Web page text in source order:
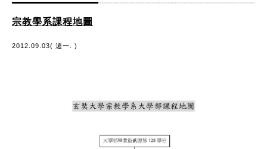
宗教學系課程地圖
2012.09.03( 週一. )